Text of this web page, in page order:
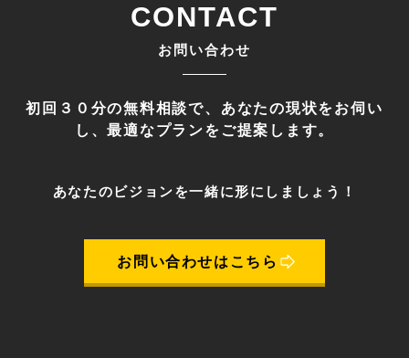
CONTACT
お問い合わせ
初回３０分の無料相談で、あなたの現状をお伺い
し、最適なプランをご提案します。
あなたのビジョンを一緒に形にしましょう！
お問い合わせはこちら